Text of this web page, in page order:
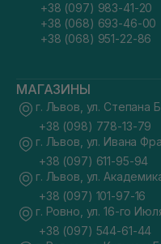
+38 (097) 983-41-20
+38 (068) 693-46-00
+38 (068) 951-22-86
МАГАЗИНЫ
г. Львов, ул. Степана
+38 (098) 778-13-79
г. Львов, ул. Ивана
+38 (097) 611-95-94
г. Львов, ул.
+38 (097) 101-97-16
г. Ровно, ул. 16-го
+38 (097) 544-61-44